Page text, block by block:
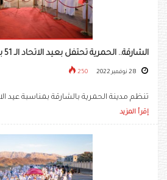
الشارقة.. الحمرية تحتفل بعيد الاتحاد الـ 51 بفعاليات متنوعة
250
تنظم مدينة الحمرية بالشارقة بمناسبة عيد الاتحاد الـ51
إقرأ المزيد